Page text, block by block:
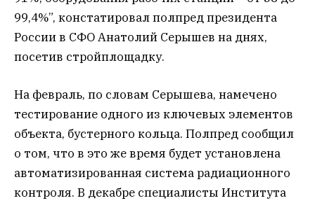
99,4%”, констатировал полпред президента
России в СФО Анатолий Серышев на днях,
посетив стройплощадку.
На февраль, по словам Серышева, намечено
тестирование одного из ключевых элементов
объекта, бустерного кольца. Полпред сообщил
о том, что в это же время будет установлена
автоматизированная система радиационного
контроля. В декабре специалисты Института